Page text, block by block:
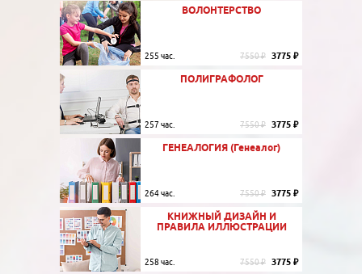
ВОЛОНТЕРСТВО
255 час. 7550 ₽ 3775 ₽
ПОЛИГРАФОЛОГ
257 час. 7550 ₽ 3775 ₽
ГЕНЕАЛОГИЯ (Генеалог)
264 час. 7550 ₽ 3775 ₽
КНИЖНЫЙ ДИЗАЙН И
ПРАВИЛА ИЛЛЮСТРАЦИИ
258 час. 7550 ₽ 3775 ₽